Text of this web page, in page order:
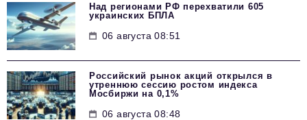
Над регионами РФ перехватили 605
украинских БПЛА
06 августа 08:51
Российский рынок акций открылся в
утреннюю сессию ростом индекса
Мосбиржи на 0,1%
06 августа 08:48